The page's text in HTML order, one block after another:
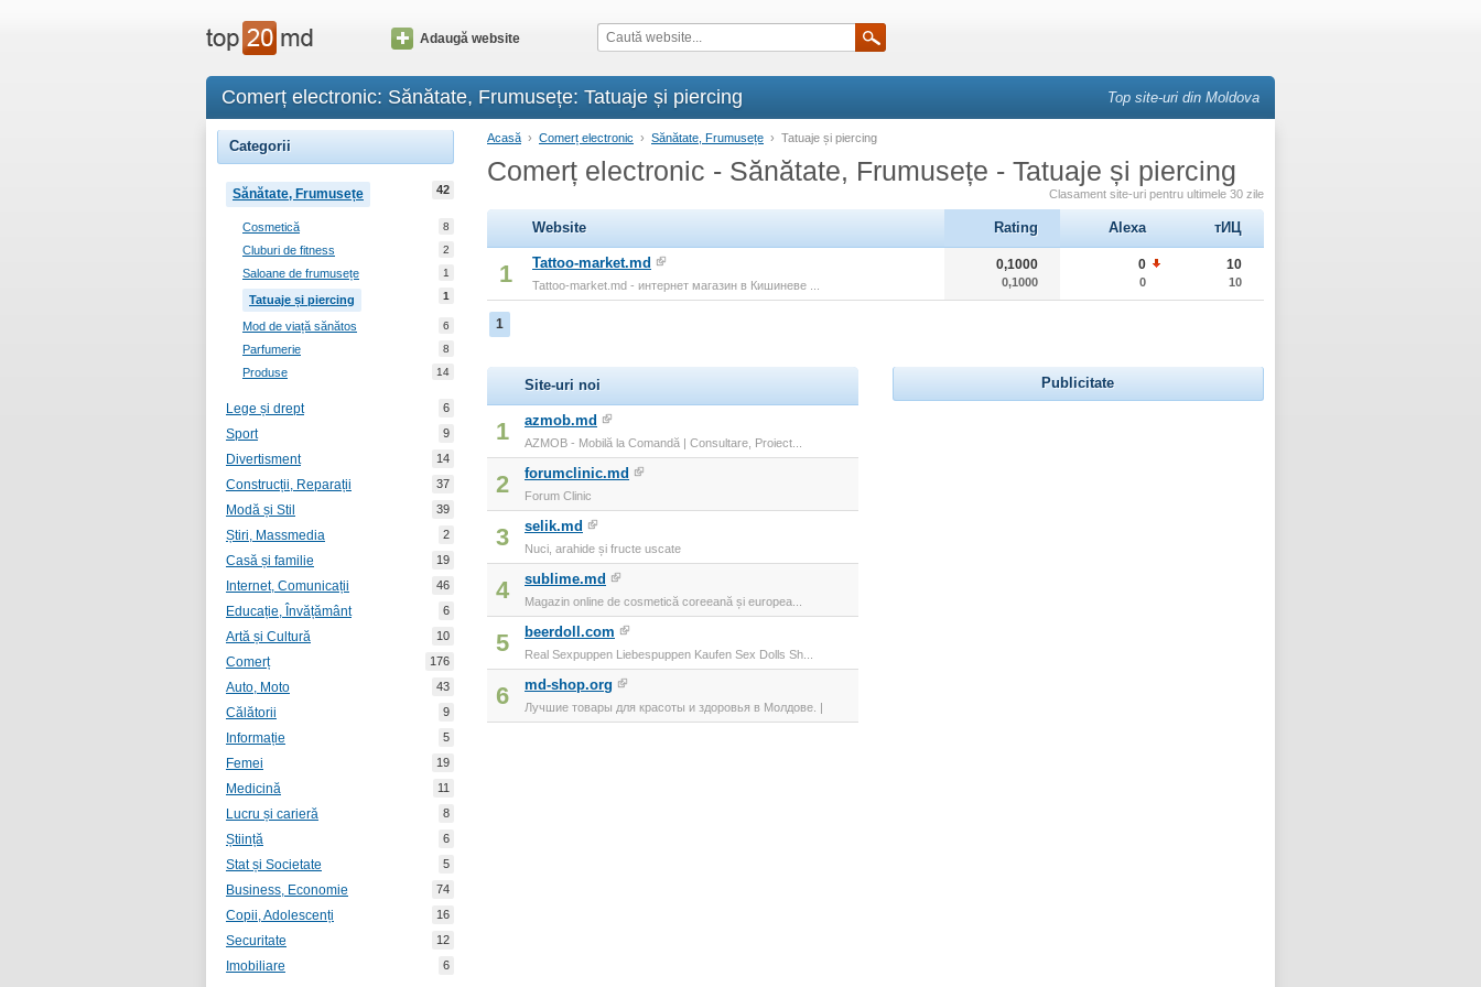
Adaugă website
Comerț electronic: Sănătate, Frumusețe: Tatuaje și piercing Top site-uri din Moldova
Categorii
Sănătate, Frumusețe 42
Cosmetică 8
Cluburi de fitness 2
Saloane de frumusețe 1
Tatuaje și piercing 1
Mod de viață sănătos 6
Parfumerie 8
Produse 14
Lege și drept 6
Sport 9
Divertisment 14
Construcții, Reparații 37
Modă și Stil 39
Știri, Massmedia 2
Casă și familie 19
Internet, Comunicații 46
Educație, Învățământ 6
Artă și Cultură 10
Comerț 176
Auto, Moto 43
Călătorii 9
Informație 5
Femei 19
Medicină 11
Lucru și carieră 8
Știință 6
Stat și Societate 5
Business, Economie 74
Copii, Adolescenți 16
Securitate 12
Imobiliare 6
Acasă › Comerț electronic › Sănătate, Frumusețe › Tatuaje și piercing
Comerț electronic - Sănătate, Frumusețe - Tatuaje și piercing
Clasament site-uri pentru ultimele 30 zile
Website Rating Alexa тИЦ
1 Tattoo-market.md
Tattoo-market.md - интернет магазин в Кишиневе ...
0,1000
0,1000
0
0
10
10
1
Site-uri noi
1 azmob.md
AZMOB - Mobilă la Comandă | Consultare, Proiect...
2 forumclinic.md
Forum Clinic
3 selik.md
Nuci, arahide și fructe uscate
4 sublime.md
Magazin online de cosmetică coreeană și europea...
5 beerdoll.com
Real Sexpuppen Liebespuppen Kaufen Sex Dolls Sh...
6 md-shop.org
Лучшие товары для красоты и здоровья в Молдове. |
Publicitate